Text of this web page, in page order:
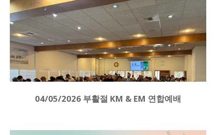
04/05/2026 부활절 KM & EM 연합예배